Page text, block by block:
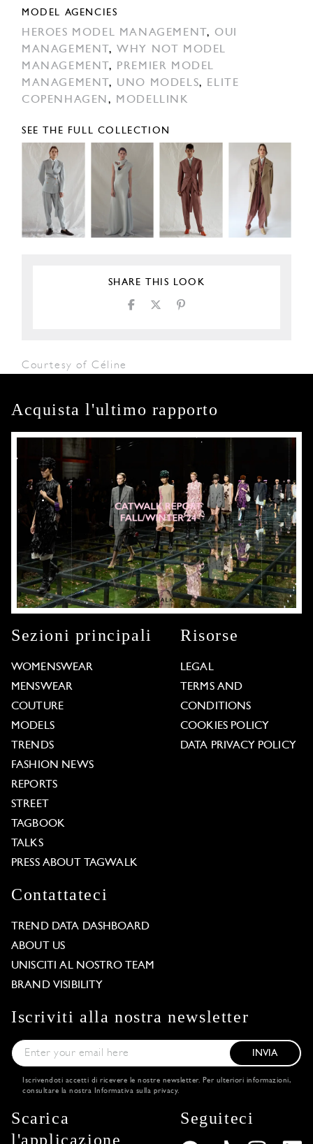
MODEL AGENCIES
HEROES MODEL MANAGEMENT ,OUI
MANAGEMENT ,WHY NOT MODEL
MANAGEMENT , PREMIER MODEL
MANAGEMENT , UNO MODELS, ELITE
COPENHAGEN, MODELLINK
SEE THE FULL COLLECTION
SHARE THIS LOOK
Courtesy of Céline
Acquista l'ultimo rapporto
Sezioni principali
WOMENSWEAR
MENSWEAR
COUTURE
MODELS
TRENDS
FASHION NEWS
REPORTS
STREET
TAGBOOK
TALKS
PRESS ABOUT TAGWALK
Risorse
LEGAL
TERMS AND
CONDITIONS
COOKIES POLICY
DATA PRIVACY POLICY
Contattateci
TREND DATA DASHBOARD
ABOUT US
UNISCITI AL NOSTRO TEAM
BRAND VISIBILITY
Iscriviti alla nostra newsletter
INVIA
Iscrivendoti accetti di ricevere le nostre newsletter. Per ulteriori informazioni,
consultare la nostra
Informativa sulla privacy.
Scarica
l'applicazione
Seguiteci